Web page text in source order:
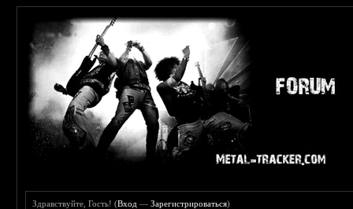
Здравствуйте, Гость! (Вход —Зарегистрироваться)